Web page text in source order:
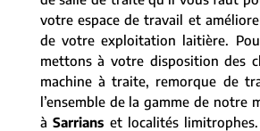
votre espace de travail et
de votre exploitation laitière.
mettons à votre disposition des
machine à traite, remorque de
l’ensemble de la gamme de notre
àSarrians et localités